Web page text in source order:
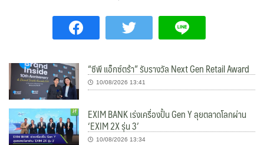
“ซีพี แอ็กซ์ตร้า” รับรางวัล Next Gen Retail Award
10/08/2026 13:41
EXIM BANK เร่งเครื่องปั้น Gen Y ลุยตลาดโลกผ่าน
‘EXIM 2X รุ่น 3’
10/08/2026 13:34